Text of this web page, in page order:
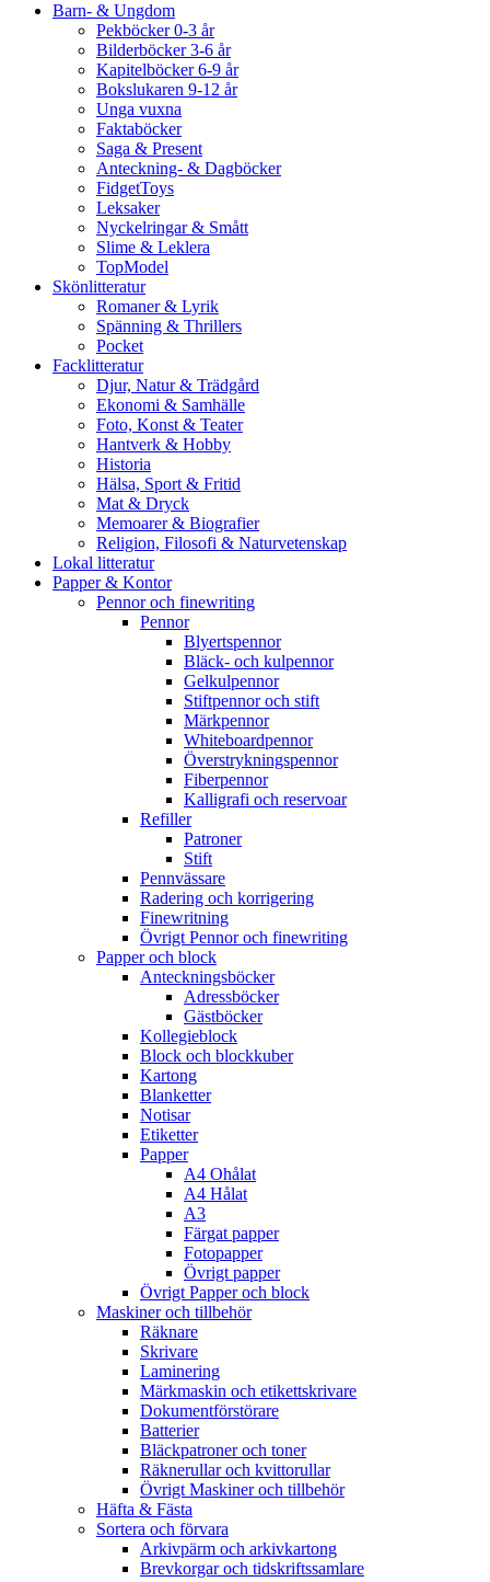
Barn- & Ungdom
Pekböcker 0-3 år
Bilderböcker 3-6 år
Kapitelböcker 6-9 år
Bokslukaren 9-12 år
Unga vuxna
Faktaböcker
Saga & Present
Anteckning- & Dagböcker
FidgetToys
Leksaker
Nyckelringar & Smått
Slime & Leklera
TopModel
Skönlitteratur
Romaner & Lyrik
Spänning & Thrillers
Pocket
Facklitteratur
Djur, Natur & Trädgård
Ekonomi & Samhälle
Foto, Konst & Teater
Hantverk & Hobby
Historia
Hälsa, Sport & Fritid
Mat & Dryck
Memoarer & Biografier
Religion, Filosofi & Naturvetenskap
Lokal litteratur
Papper & Kontor
Pennor och finewriting
Pennor
Blyertspennor
Bläck- och kulpennor
Gelkulpennor
Stiftpennor och stift
Märkpennor
Whiteboardpennor
Överstrykningspennor
Fiberpennor
Kalligrafi och reservoar
Refiller
Patroner
Stift
Pennvässare
Radering och korrigering
Finewritning
Övrigt Pennor och finewriting
Papper och block
Anteckningsböcker
Adressböcker
Gästböcker
Kollegieblock
Block och blockkuber
Kartong
Blanketter
Notisar
Etiketter
Papper
A4 Ohålat
A4 Hålat
A3
Färgat papper
Fotopapper
Övrigt papper
Övrigt Papper och block
Maskiner och tillbehör
Räknare
Skrivare
Laminering
Märkmaskin och etikettskrivare
Dokumentförstörare
Batterier
Bläckpatroner och toner
Räknerullar och kvittorullar
Övrigt Maskiner och tillbehör
Häfta & Fästa
Sortera och förvara
Arkivpärm och arkivkartong
Brevkorgar och tidskriftssamlare